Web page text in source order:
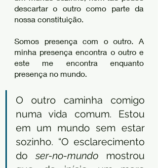
descartar o outro como parte da
nossa constituição.
Somos presença com o outro. A
minha presença encontra o outro e
este me encontra enquanto
presença no mundo.
O outro caminha comigo
numa vida comum. Estou
em um mundo sem estar
sozinho. “O esclarecimento
do ser-no-mundo mostrou